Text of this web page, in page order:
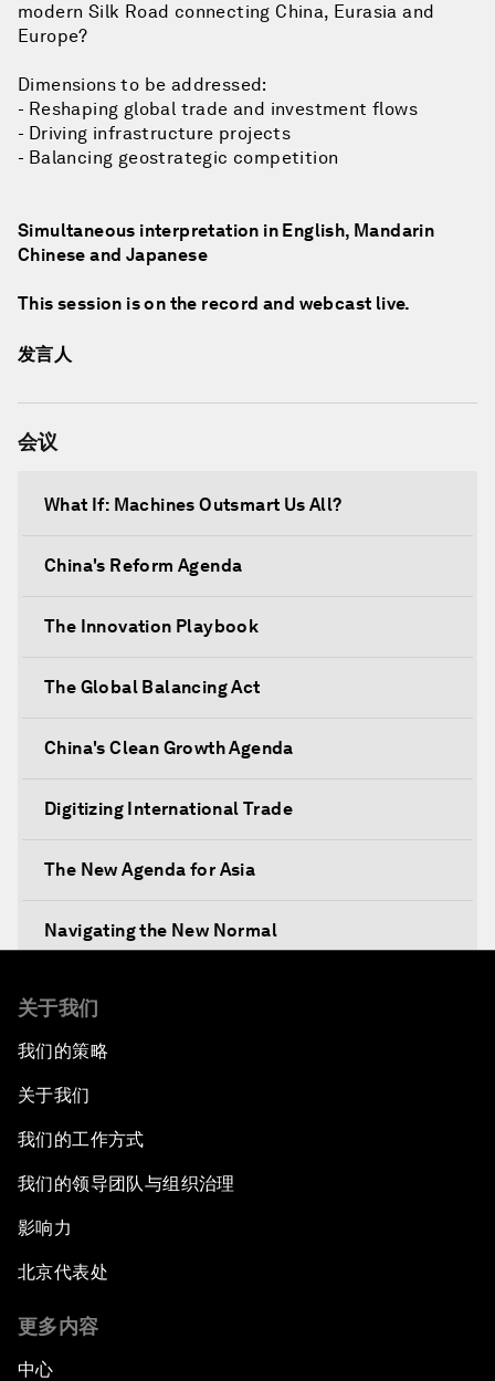
modern Silk Road connecting China, Eurasia and
Europe?
Dimensions to be addressed:
- Reshaping global trade and investment flows
- Driving infrastructure projects
- Balancing geostrategic competition
Simultaneous interpretation in English, Mandarin
Chinese and Japanese
This session is on the record and webcast live.
发言人
会议
What If: Machines Outsmart Us All?
China's Reform Agenda
The Innovation Playbook
The Global Balancing Act
China's Clean Growth Agenda
Digitizing International Trade
The New Agenda for Asia
Navigating the New Normal
Cooperation
The Modern Silk Road
Future-Proofing the Internet Economy
Emerging Markets at a Crossroads
What If: Your Mind Can Be Read?
关于我们
我们的策略
关于我们
我们的工作方式
我们的领导团队与组织治理
影响力
北京代表处
更多内容
中心